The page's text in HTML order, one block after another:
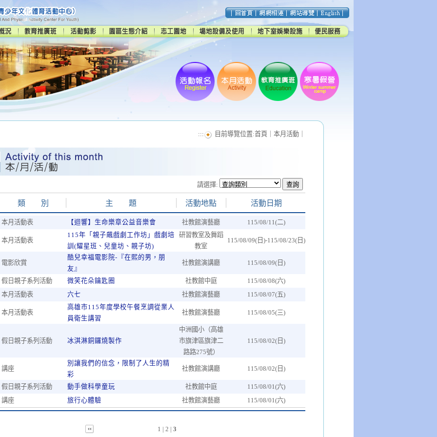
::: 目前導覽位置:首頁 本月活動
請選擇:
類 別 主 題 活動地點 活動日期
本月活動表 【迴響】生命樂章公益音樂會 社教館演藝廳 115/08/11(二)
本月活動表
115年「親子飆戲劇工作坊」戲劇培
訓(耀星班、兒童坊、親子坊)
研習教室及舞蹈
教室
115/08/09(日)-115/08/23(日)
電影欣賞
酷兒幸福電影院-『在熙的男，朋
友』
社教館演講廳 115/08/09(日)
假日親子系列活動 微笑花朵鑰匙圈 社教館中庭
115/08/08(六)
本月活動表
六七 社教館演藝廳 115/08/07(五)
本月活動表
高雄市115年度學校午餐烹調從業人
員衛生講習
社教館演藝廳 115/08/05(三)
假日親子系列活動 冰淇淋銅鑼燒製作
中洲國小（高雄
市旗津區旗津二
路路275號）
115/08/02(日)
講座
別讓我們的信念，限制了人生的精
彩
社教館演講廳 115/08/02(日)
假日親子系列活動 動手做科學童玩 社教館中庭
115/08/01(六)
講座
旅行心體驗 社教館演藝廳 115/08/01(六)
1 | 2 | 3